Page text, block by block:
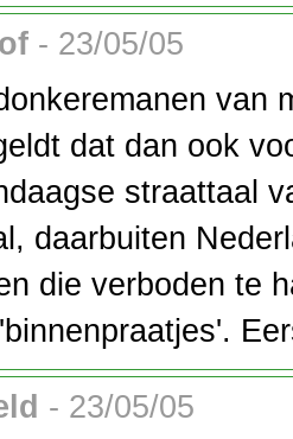
- 23/05/05
van
dat dan ook
straattaal
daarbuiten
die verboden te
- 23/05/05